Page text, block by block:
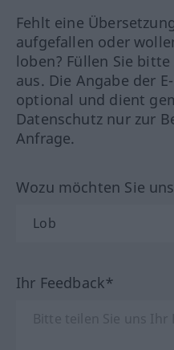
Fehlt eine
aufgefallen oder
loben? Füllen Sie
aus. Die Angabe der
optional und dient
Datenschutz nur zur
Anfrage.
Wozu möchten Sie
Ihr Feedback*